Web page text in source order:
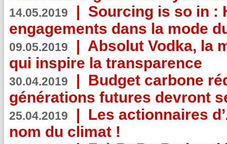
14.05.2019 | Sourcing is so in :
engagements dans la mode
09.05.2019 | Absolut Vodka, la
qui inspire la transparence
30.04.2019 | Budget carbone
générations futures devront
25.04.2019 | Les actionnaires
nom du climat !